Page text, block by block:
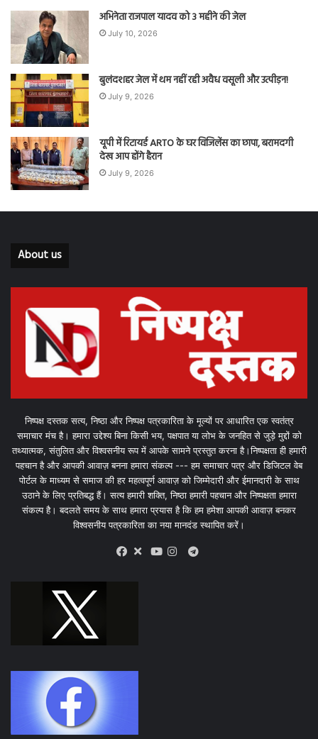
अभिनेता राजपाल यादव को 3 महीने की जेल
July 10, 2026
बुलंदशहर जेल में थम नहीं रही अवैध वसूली और उत्पीड़न!
July 9, 2026
यूपी में रिटायर्ड ARTO के घर विजिलेंस का छापा, बरामदगी
देख आप होंगे हैरान
July 9, 2026
About us
निष्पक्ष दस्तक सत्य, निष्ठा और निष्पक्ष पत्रकारिता के मूल्यों पर आधारित एक स्वतंत्र
समाचार मंच है। हमारा उद्देश्य बिना किसी भय, पक्षपात या लोभ के जनहित से जुड़े मुद्दों को
तथ्यात्मक, संतुलित और विश्वसनीय रूप में आपके सामने प्रस्तुत करना है।निष्पक्षता ही हमारी
पहचान है और आपकी आवाज़ बनना हमारा संकल्प --- हम समाचार पत्र और डिजिटल वेब
पोर्टल के माध्यम से समाज की हर महत्वपूर्ण आवाज़ को जिम्मेदारी और ईमानदारी के साथ
उठाने के लिए प्रतिबद्ध हैं। सत्य हमारी शक्ति, निष्ठा हमारी पहचान और निष्पक्षता हमारा
संकल्प है। बदलते समय के साथ हमारा प्रयास है कि हम हमेशा आपकी आवाज़ बनकर
विश्वसनीय पत्रकारिता का नया मानदंड स्थापित करें।
X
Telegram